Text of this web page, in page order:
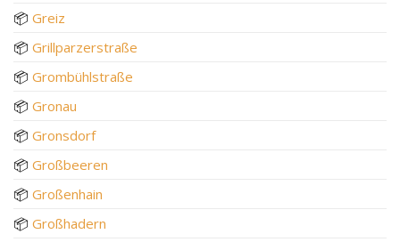
📦 Greiz
📦 Grillparzerstraße
📦 Grombühlstraße
📦 Gronau
📦 Gronsdorf
📦 Großbeeren
📦 Großenhain
📦 Großhadern